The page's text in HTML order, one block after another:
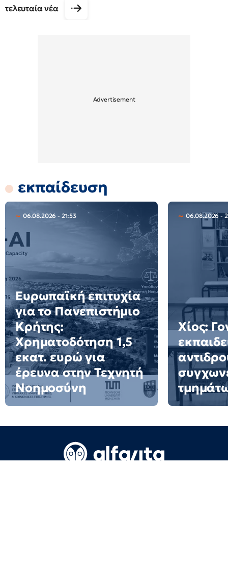
τελευταία νέα
εκπαίδευση
06.08.2026 - 21:53
Ευρωπαϊκή επιτυχία
για το Πανεπιστήμιο
Κρήτης:
Χρηματοδότηση 1,5
εκατ. ευρώ για
έρευνα στην Τεχνητή
Νοημοσύνη
06.08.2026 -
Χίος: